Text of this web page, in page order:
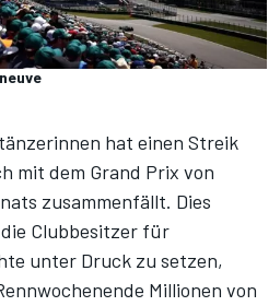
hat einen Streik
mit dem Grand Prix von
zusammenfällt. Dies
Clubbesitzer für
unter Druck zu setzen,
Millionen von